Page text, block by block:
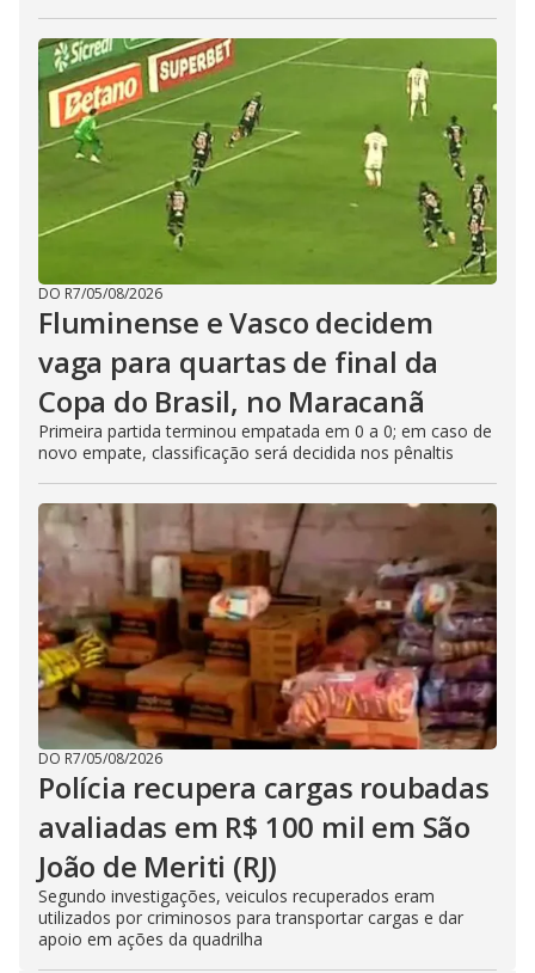
DO R7/05/08/2026
Fluminense e Vasco decidem
vaga para quartas de final da
Copa do Brasil, no Maracanã
Primeira partida terminou empatada em 0 a 0; em caso de
novo empate, classificação será decidida nos pênaltis
DO R7/05/08/2026
Polícia recupera cargas roubadas
avaliadas em R$ 100 mil em São
João de Meriti (RJ)
Segundo investigações, veiculos recuperados eram
utilizados por criminosos para transportar cargas e dar
apoio em ações da quadrilha